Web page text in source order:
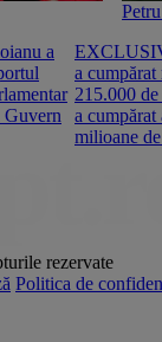
a
Guvern
a
215.000
a cumpărat
milioane
rezervate
Politica de